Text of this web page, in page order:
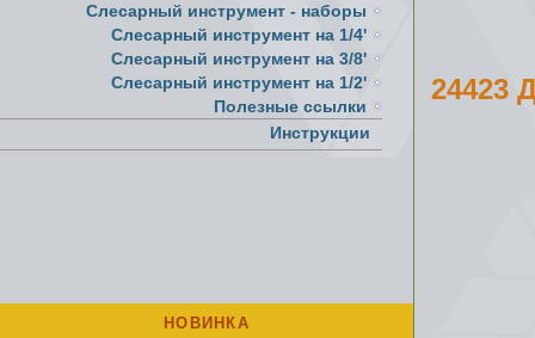
Слесарный инструмент - наборы
Слесарный инструмент на 1/4'
Слесарный инструмент на 3/8'
Слесарный инструмент на 1/2'
Полезные ссылки
Инструкции
НОВИНКА
24423